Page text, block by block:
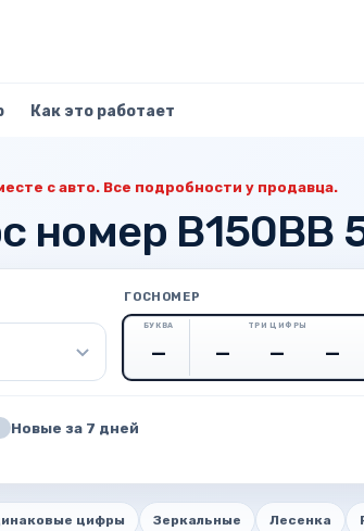
Как это работает
с авто. Все подробности у продавца.
номер В150ВВ
ГОСНОМЕР
БУКВА ТРИ ЦИФРЫ
Новые за 7 дней
цифры Зеркальные Лесенка